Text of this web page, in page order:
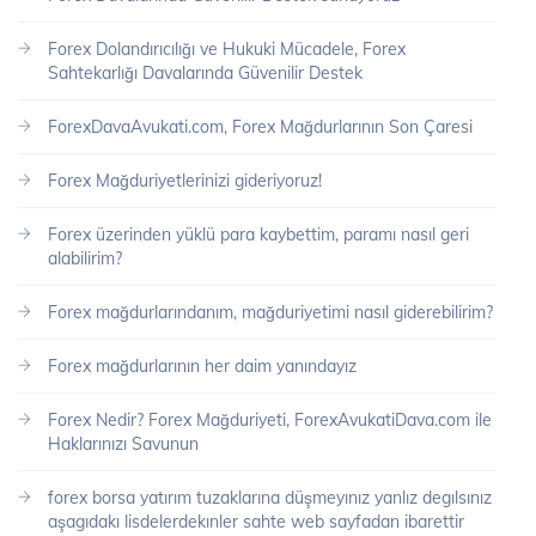
Forex Dolandırıcılığı ve Hukuki Mücadele, Forex
Sahtekarlığı Davalarında Güvenilir Destek
ForexDavaAvukati.com, Forex Mağdurlarının Son Çaresi
Forex Mağduriyetlerinizi gideriyoruz!
Forex üzerinden yüklü para kaybettim, paramı nasıl geri
alabilirim?
Forex mağdurlarındanım, mağduriyetimi nasıl giderebilirim?
Forex mağdurlarının her daim yanındayız
Forex Nedir? Forex Mağduriyeti, ForexAvukatiDava.com ile
Haklarınızı Savunun
forex borsa yatırım tuzaklarına düşmeyınız yanlız degılsınız
aşagıdakı lisdelerdekınler sahte web sayfadan ibarettir